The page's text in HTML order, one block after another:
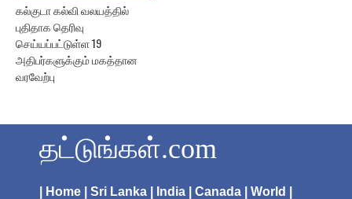
கல்குடா கல்வி வலயத்தில்
புதிதாக தெரிவு
செய்யப்பட்டுள்ள 19
அதிபர்களுக்கும் மகத்தான
வரவேற்பு
தட்டுங்கள்.com
| Home | Sri Lanka | India | Canada | World |